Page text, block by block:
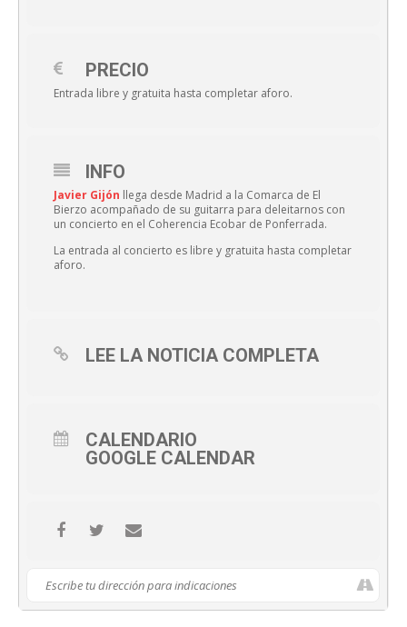
PRECIO
Entrada libre y gratuita hasta completar aforo.
INFO
Javier Gijón llega desde Madrid a la Comarca de El
Bierzo acompañado de su guitarra para deleitarnos con
un concierto en el Coherencia Ecobar de Ponferrada.
La entrada al concierto es libre y gratuita hasta completar
aforo.
LEE LA NOTICIA COMPLETA
CALENDARIO
GOOGLE CALENDAR